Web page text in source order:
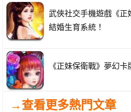
武俠社交手機遊戲《正
結婚生育系統！
《正妹保衛戰》夢幻
→查看更多熱門文章